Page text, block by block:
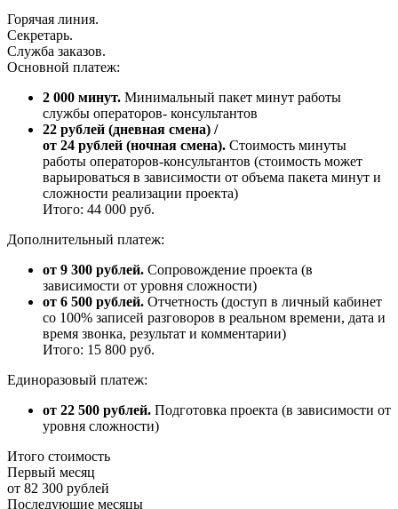
Горячая линия.
Секретарь.
Служба заказов.
Основной платеж:
2 000 минут. Минимальный пакет минут работы
службы операторов- консультантов
22 рублей (дневная смена) /
от 24 рублей (ночная смена). Стоимость минуты
работы операторов-консультантов (стоимость может
варьироваться в зависимости от объема пакета минут и
сложности реализации проекта)
Итого: 44 000 руб.
Дополнительный платеж:
от 9 300 рублей. Сопровождение проекта (в
зависимости от уровня сложности)
от 6 500 рублей. Отчетность (доступ в личный кабинет
со 100% записей разговоров в реальном времени, дата и
время звонка, результат и комментарии)
Итого: 15 800 руб.
Единоразовый платеж:
от 22 500 рублей. Подготовка проекта (в зависимости от
уровня сложности)
Итого стоимость
Первый месяц
от 82 300 рублей
Последующие месяцы